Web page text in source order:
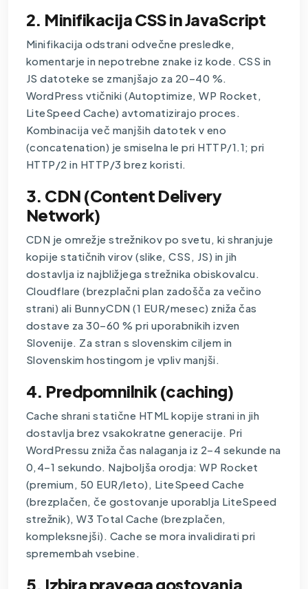
2. Minifikacija CSS in JavaScript
Minifikacija odstrani odvečne presledke,
komentarje in nepotrebne znake iz kode. CSS in
JS datoteke se zmanjšajo za 20–40 %.
WordPress vtičniki (Autoptimize, WP Rocket,
LiteSpeed Cache) avtomatizirajo proces.
Kombinacija več manjših datotek v eno
(concatenation) je smiselna le pri HTTP/1.1; pri
HTTP/2 in HTTP/3 brez koristi.
3. CDN (Content Delivery
Network)
CDN je omrežje strežnikov po svetu, ki shranjuje
kopije statičnih virov (slike, CSS, JS) in jih
dostavlja iz najbližjega strežnika obiskovalcu.
Cloudflare (brezplačni plan zadošča za večino
strani) ali BunnyCDN (1 EUR/mesec) zniža čas
dostave za 30–60 % pri uporabnikih izven
Slovenije. Za stran s slovenskim ciljem in
Slovenskim hostingom je vpliv manjši.
4. Predpomnilnik (caching)
Cache shrani statične HTML kopije strani in jih
dostavlja brez vsakokratne generacije. Pri
WordPressu zniža čas nalaganja iz 2–4 sekunde na
0,4–1 sekundo. Najboljša orodja: WP Rocket
(premium, 50 EUR/leto), LiteSpeed Cache
(brezplačen, če gostovanje uporablja LiteSpeed
strežnik), W3 Total Cache (brezplačen,
kompleksnejši). Cache se mora invalidirati pri
spremembah vsebine.
5. Izbira pravega gostovanja